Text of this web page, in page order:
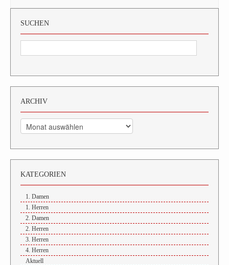
SUCHEN
ARCHIV
Archiv
KATEGORIEN
1. Damen
1. Herren
2. Damen
2. Herren
3. Herren
4. Herren
Aktuell